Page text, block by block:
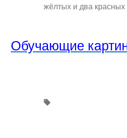
жёлтых и два красных
Обучающие